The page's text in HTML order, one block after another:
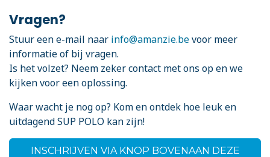
Vragen?
Stuur een e-mail naar info@amanzie.bevoor meer
informatie of bij vragen.
Is het volzet? Neem zeker contact met ons op en we
kijken voor een oplossing.
Waar wacht je nog op? Kom en ontdek hoe leuk en
uitdagend SUP POLO kan zijn!
INSCHRIJVEN VIA KNOP BOVENAAN DEZE